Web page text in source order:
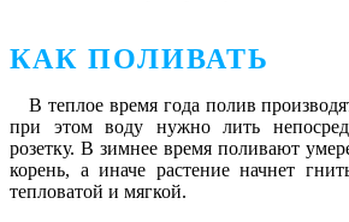
КАК ПОЛИВАТЬ
В теплое время года полив
при этом воду нужно лить
розетку. В зимнее время поливают
корень, а иначе растение начнет
тепловатой и мягкой.